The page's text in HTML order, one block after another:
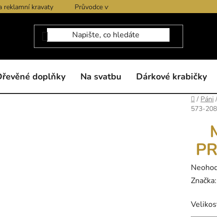
reklamní kravaty Průvodce výběrem produktů
doplňky Na svatbu Dárkové krabičky
Domů
/ Páni /
573-
je
Značka: